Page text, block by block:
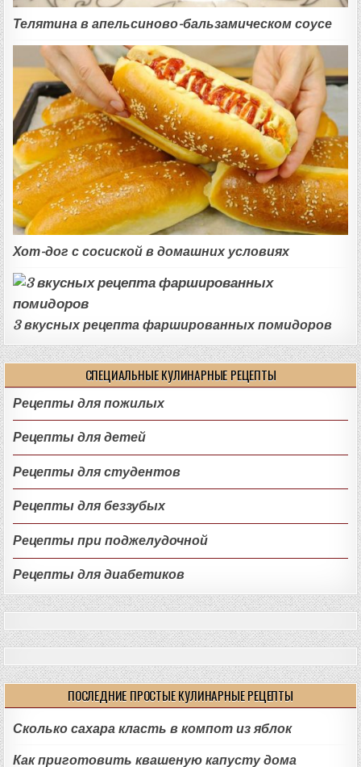
Телятина в апельсиново-бальзамическом соусе
Хот-дог с сосиской в домашних условиях
3 вкусных рецепта фаршированных помидоров
СПЕЦИАЛЬНЫЕ КУЛИНАРНЫЕ РЕЦЕПТЫ
Рецепты для пожилых
Рецепты для детей
Рецепты для студентов
Рецепты для беззубых
Рецепты при поджелудочной
Рецепты для диабетиков
ПОСЛЕДНИЕ ПРОСТЫЕ КУЛИНАРНЫЕ РЕЦЕПТЫ
Сколько сахара класть в компот из яблок
Как приготовить квашеную капусту дома